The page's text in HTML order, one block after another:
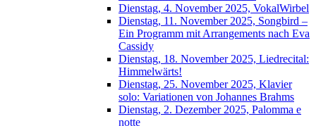
Dienstag, 4. November 2025, VokalWirbel
Dienstag, 11. November 2025, Songbird –
Ein Programm mit Arrangements nach Eva
Cassidy
Dienstag, 18. November 2025, Liedrecital:
Himmelwärts!
Dienstag, 25. November 2025, Klavier
solo: Variationen von Johannes Brahms
Dienstag, 2. Dezember 2025, Palomma e
notte